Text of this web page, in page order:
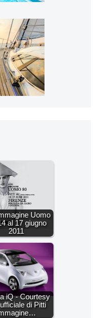
Uomo
al 17 giugno
2011
iQ - Courtesy
di Pitti